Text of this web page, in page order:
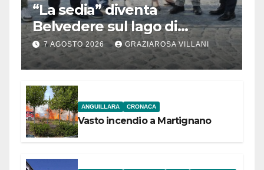
“La sedia” diventa
Belvedere sul lago di
Bracciano: ieri
l’inaugurazione
7 AGOSTO 2026 GRAZIAROSA VILLANI
ANGUILLARA CRONACA
Vasto incendio a Martignano